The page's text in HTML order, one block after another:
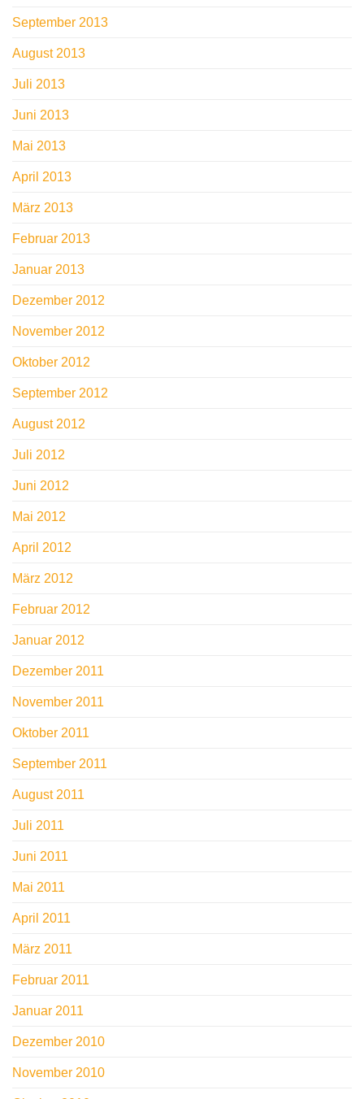
September 2013
August 2013
Juli 2013
Juni 2013
Mai 2013
April 2013
März 2013
Februar 2013
Januar 2013
Dezember 2012
November 2012
Oktober 2012
September 2012
August 2012
Juli 2012
Juni 2012
Mai 2012
April 2012
März 2012
Februar 2012
Januar 2012
Dezember 2011
November 2011
Oktober 2011
September 2011
August 2011
Juli 2011
Juni 2011
Mai 2011
April 2011
März 2011
Februar 2011
Januar 2011
Dezember 2010
November 2010